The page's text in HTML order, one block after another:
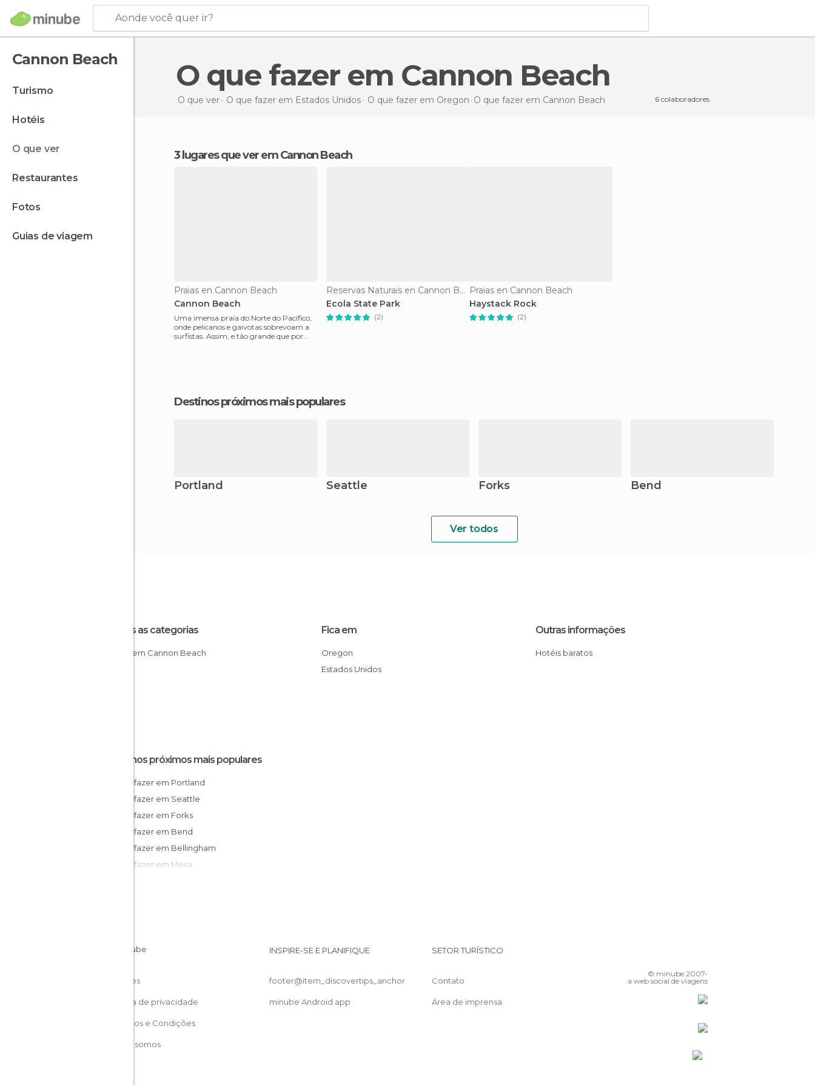
Aonde você quer ir?
Cannon Beach
turismo
hotéis
o que ver
restaurantes
fotos
guias de viagem
O que fazer em Cannon Beach
O que ver O que fazer em Estados Unidos O que fazer em Oregon O que fazer em Cannon Beach 6 colaboradores
3 lugares que ver em Cannon Beach
Praias en Cannon Beach
Cannon Beach
Uma imensa praia do Norte do Pacífico,
onde pelicanos e gaivotas sobrevoam a
surfistas. Assim, e tão grande que por
Reservas Naturais en Cannon Beach
Ecola State Park
(2)
Praias en Cannon Beach
Haystack Rock
(2)
Destinos próximos mais populares
Portland Seattle Forks Bend
Ver todos
Todas as categorias
Praias em Cannon Beach
Fica em
Oregon
Estados Unidos
Outras informações
Hotéis baratos
Destinos próximos mais populares
O que fazer em Portland
O que fazer em Seattle
O que fazer em Forks
O que fazer em Bend
O que fazer em Bellingham
O que fazer em Mesa
Cookies
Política de privacidade
Términos e Condições
Quem somos
INSPIRE-SE E PLANIFIQUE
footer@item_discovertips_anchor
minube Android app
SETOR TURÍSTICO
Contato
Área de imprensa
© minube 2007-
a web social de viagens